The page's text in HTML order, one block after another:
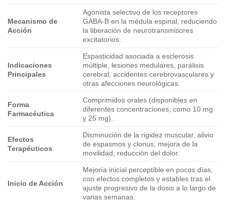
Mecanismo de
Acción
Agonista selectivo de los receptores
GABA-B en la médula espinal, reduciendo
la liberación de neurotransmisores
excitatorios.
Indicaciones
Principales
Espasticidad asociada a esclerosis
múltiple, lesiones medulares, parálisis
cerebral, accidentes cerebrovasculares y
otras afecciones neurológicas.
Forma
Farmacéutica
Comprimidos orales (disponibles en
diferentes concentraciones, como 10 mg
y 25 mg).
Efectos
Terapéuticos
Disminución de la rigidez muscular, alivio
de espasmos y clonus, mejora de la
movilidad, reducción del dolor.
Inicio de Acción
Mejoría inicial perceptible en pocos días,
con efectos completos y estables tras el
ajuste progresivo de la dosis a lo largo de
varias semanas.